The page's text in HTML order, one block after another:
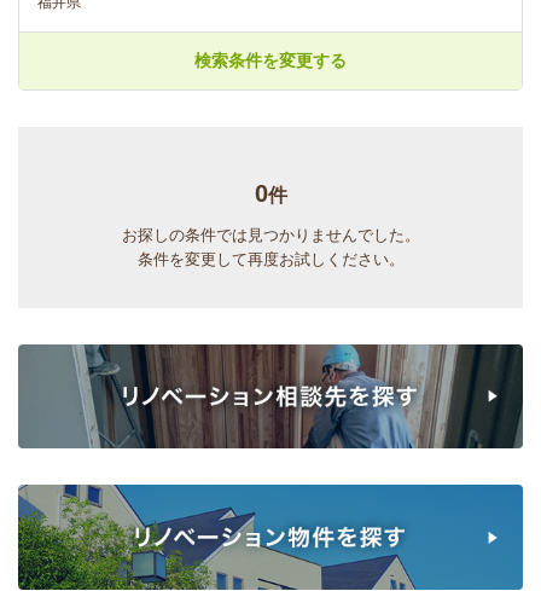
検索条件を変更する
0件
お探しの条件では見つかりませんでした。
条件を変更して再度お試しください。